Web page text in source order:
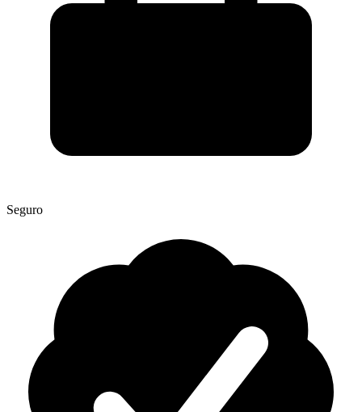
Seguro